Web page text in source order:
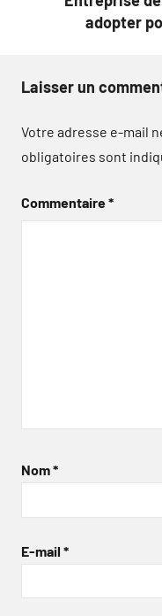
adopter
Laisser un
Votre adresse e-mail
obligatoires sont
Commentaire*
Nom*
E-mail *